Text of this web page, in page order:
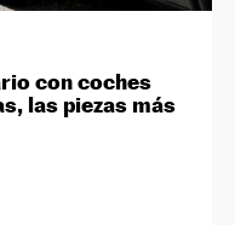
con coches
las piezas más